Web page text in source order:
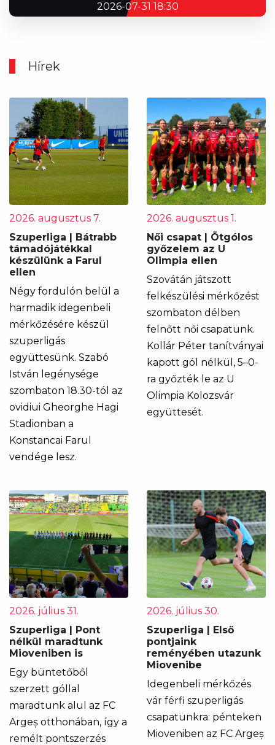
2026-07-31 18:30
Hírek
2026. augusztus 7.
Szuperliga | Bátrabb
támadójátékkal
készülünk a Farul
ellen
Négy fordulón belül a
harmadik idegenbeli
mérkőzésére készül
szuperligás
együttesünk. Szabó
István legénysége
szombaton 18.30-tól az
ovidiui Gheorghe Hagi
Stadionban a
Konstancai Farul
vendége lesz.
2026. augusztus 1.
Női csapat | Ötgólos
győzelem az U
Olimpia ellen
Szovátán játszott
felkészülési mérkőzést
szombaton délben
felnőtt női csapatunk.
Kollár Péter tanítványai
kapott gól nélkül, 5–0-
ra győzték le az U
Olimpia Kolozsvár
együttesét.
2026. július 31.
Szuperliga | Pont
nélkül maradtunk
Mioveniben is
Egy büntetőből
szerzett góllal
maradtunk alul az FC
Argeș otthonában, így a
remélt pontszerzés
2026. július 30.
Szuperliga | Első
pontjaink
reményében utazunk
Miovenibe
Idegenbeli mérkőzés
vár férfi szuperligás
csapatunkra: pénteken
Mioveniben az FC Argeș